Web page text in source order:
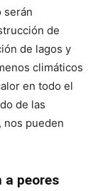
serán
de
de lagos y
climáticos
en todo el
de las
nos pueden
peores